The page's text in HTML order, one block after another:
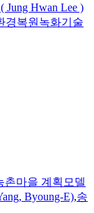
Jung Hwan Lee )
경복원녹화기술
촌마을 계획모델
Byoung-E),송